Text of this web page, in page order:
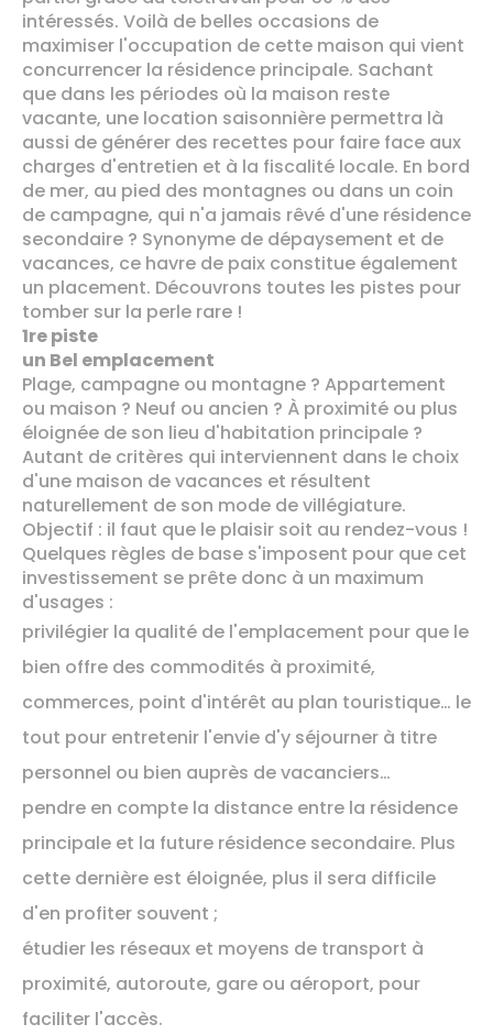
intéressés. Voilà de belles occasions de
maximiser l'occupation de cette maison qui vient
concurrencer la résidence principale. Sachant
que dans les périodes où la maison reste
vacante, une location saisonnière permettra là
aussi de générer des recettes pour faire face aux
charges d'entretien et à la fiscalité locale. En bord
de mer, au pied des montagnes ou dans un coin
de campagne, qui n'a jamais rêvé d'une résidence
secondaire ? Synonyme de dépaysement et de
vacances, ce havre de paix constitue également
un placement. Découvrons toutes les pistes pour
tomber sur la perle rare !
1re piste
un Bel emplacement
Plage, campagne ou montagne ? Appartement
ou maison ? Neuf ou ancien ? À proximité ou plus
éloignée de son lieu d'habitation principale ?
Autant de critères qui interviennent dans le choix
d'une maison de vacances et résultent
naturellement de son mode de villégiature.
Objectif : il faut que le plaisir soit au rendez-vous !
Quelques règles de base s'imposent pour que cet
investissement se prête donc à un maximum
d'usages :
privilégier la qualité de l'emplacement pour que le
bien offre des commodités à proximité,
commerces, point d'intérêt au plan touristique… le
tout pour entretenir l'envie d'y séjourner à titre
personnel ou bien auprès de vacanciers…
pendre en compte la distance entre la résidence
principale et la future résidence secondaire. Plus
cette dernière est éloignée, plus il sera difficile
d'en profiter souvent ;
étudier les réseaux et moyens de transport à
proximité, autoroute, gare ou aéroport, pour
faciliter l'accès.